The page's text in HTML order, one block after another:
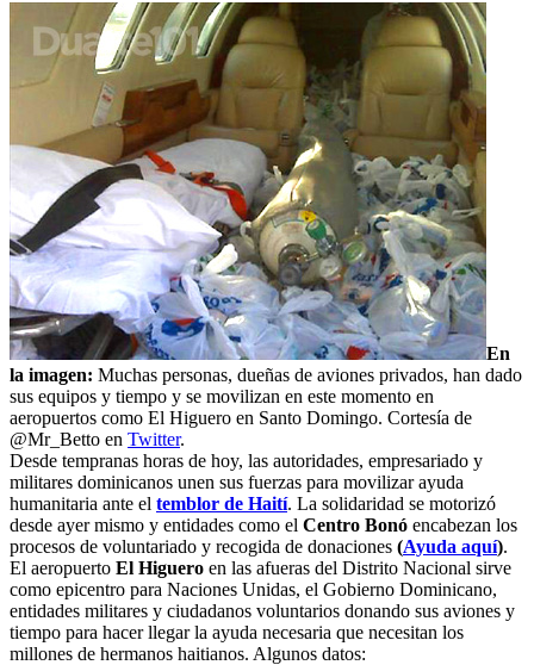
En
la imagen: Muchas personas, dueñas de aviones privados, han dado
sus equipos y tiempo y se movilizan en este momento en
aeropuertos como El Higuero en Santo Domingo. Cortesía de
@Mr_Betto en Twitter.
Desde tempranas horas de hoy, las autoridades, empresariado y
militares dominicanos unen sus fuerzas para movilizar ayuda
humanitaria ante el temblor de Haití. La solidaridad se motorizó
desde ayer mismo y entidades como el Centro Bonó encabezan los
procesos de voluntariado y recogida de donaciones (Ayuda aquí).
El aeropuerto El Higuero en las afueras del Distrito Nacional sirve
como epicentro para Naciones Unidas, el Gobierno Dominicano,
entidades militares y ciudadanos voluntarios donando sus aviones y
tiempo para hacer llegar la ayuda necesaria que necesitan los
millones de hermanos haitianos. Algunos datos: